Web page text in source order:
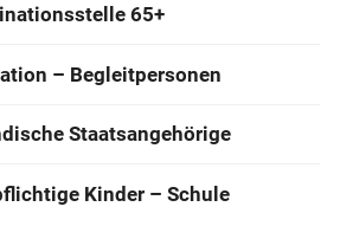
65+
– Begleitpersonen
Staatsangehörige
Kinder – Schule